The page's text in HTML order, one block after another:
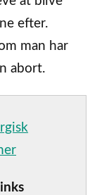
efter.
man har
abort.